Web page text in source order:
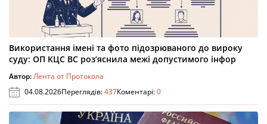
Використання імені та фото підозрюваного до вироку
суду: ОП КЦС ВС роз’яснила межі допустимого інфор
Автор:Лента от Протокола
04.08.2026Переглядів:437Коментарі:0